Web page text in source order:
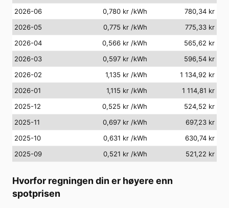
2026-06
0,780 kr /kWh
780,34 kr
2026-05
0,775 kr /kWh
775,33 kr
2026-04
0,566 kr /kWh
565,62 kr
2026-03
0,597 kr /kWh
596,54 kr
2026-02
1,135 kr /kWh
1 134,92 kr
2026-01
1,115 kr /kWh
1 114,81 kr
2025-12
0,525 kr /kWh
524,52 kr
2025-11
0,697 kr /kWh
697,23 kr
2025-10
0,631 kr /kWh
630,74 kr
2025-09
0,521 kr /kWh 521,22 kr
Hvorfor regningen din er høyere enn
spotprisen